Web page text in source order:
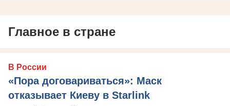
Главное в стране
В России
«Пора договариваться»: Маск
отказывает Киеву в Starlink